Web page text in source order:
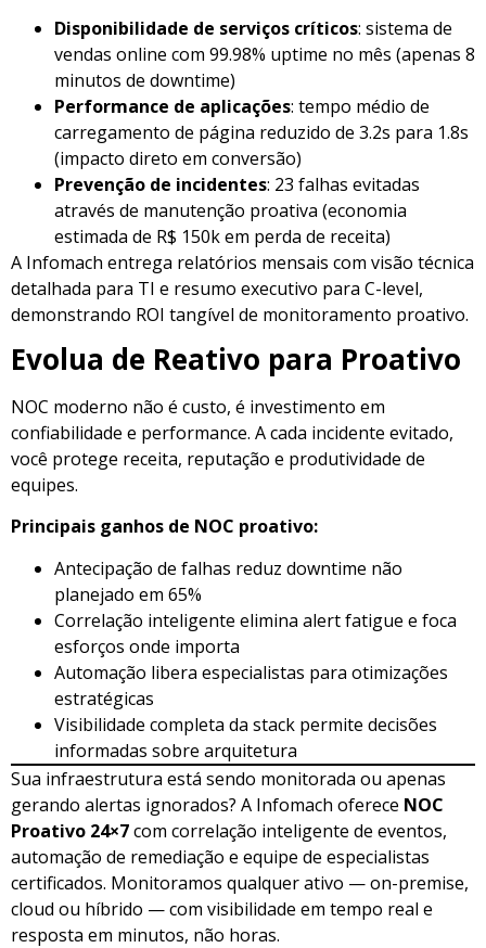
Disponibilidade de serviços críticos: sistema de
vendas online com 99.98% uptime no mês (apenas 8
minutos de downtime)
Performance de aplicações: tempo médio de
carregamento de página reduzido de 3.2s para 1.8s
(impacto direto em conversão)
Prevenção de incidentes: 23 falhas evitadas
através de manutenção proativa (economia
estimada de R$ 150k em perda de receita)
A Infomach entrega relatórios mensais com visão técnica
detalhada para TI e resumo executivo para C-level,
demonstrando ROI tangível de monitoramento proativo.
Evolua de Reativo para Proativo
NOC moderno não é custo, é investimento em
confiabilidade e performance. A cada incidente evitado,
você protege receita, reputação e produtividade de
equipes.
Principais ganhos de NOC proativo:
Antecipação de falhas reduz downtime não
planejado em 65%
Correlação inteligente elimina alert fatigue e foca
esforços onde importa
Automação libera especialistas para otimizações
estratégicas
Visibilidade completa da stack permite decisões
informadas sobre arquitetura
Sua infraestrutura está sendo monitorada ou apenas
gerando alertas ignorados? A Infomach oferece NOC
Proativo 24×7com correlação inteligente de eventos,
automação de remediação e equipe de especialistas
certificados. Monitoramos qualquer ativo — on-premise,
cloud ou híbrido — com visibilidade em tempo real e
resposta em minutos, não horas.